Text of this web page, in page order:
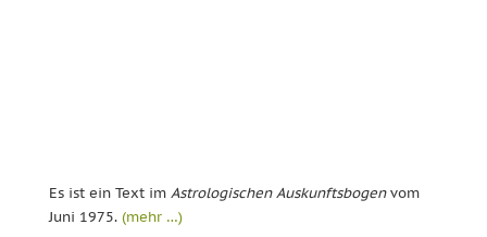
Es ist ein Text im Astrologischen Auskunftsbogenvom
Juni 1975. (mehr …)